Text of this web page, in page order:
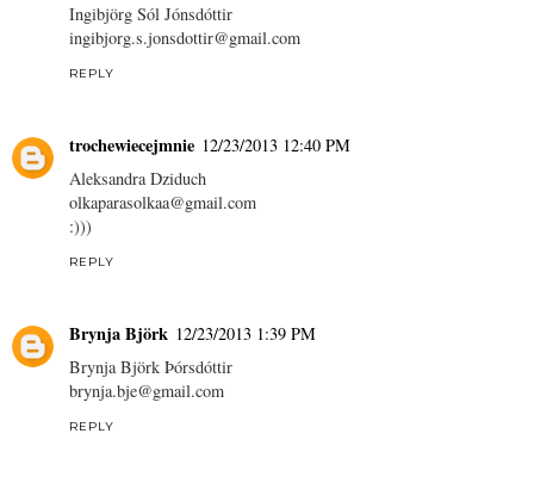
Ingibjörg Sól Jónsdóttir
ingibjorg.s.jonsdottir@gmail.com
REPLY
trochewiecejmnie 12/23/2013 12:40 PM
Aleksandra Dziduch
olkaparasolkaa@gmail.com
:)))
REPLY
Brynja Björk 12/23/2013 1:39 PM
Brynja Björk Þórsdóttir
brynja.bje@gmail.com
REPLY